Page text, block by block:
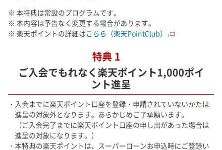
※ 本特典は常設のプログラムです。
※ 本内容は予告なく変更する場合があります。
※ 楽天ポイントの詳細はこちら（楽天PointClub）
特典 1
ご入会でもれなく楽天ポイント1,000ポイ
ント進呈
・入会までに楽天ポイント口座を登録・申請されていないかたは
進呈の対象外となります。あらかじめご了承願います。
（ご入会完了までに楽天ポイント口座の申し出があった場合は
進呈の対象になります。）
・本特典の楽天ポイントは、スーパーローンお申込時にご登録い